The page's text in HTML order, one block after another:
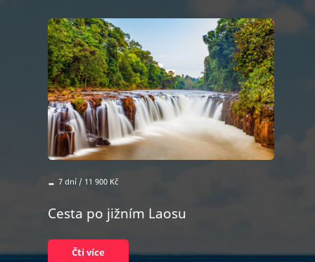
- 7 dní / 11 900 Kč
Cesta po jižním Laosu
Čti více